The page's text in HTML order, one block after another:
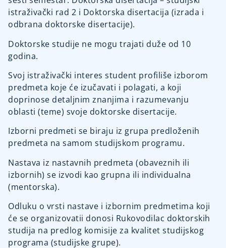
istraživački rad 2 i Doktorska disertacija (izrada i
odbrana doktorske disertacije).
Doktorske studije ne mogu trajati duže od 10
godina.
Svoj istraživački interes student profiliše izborom
predmeta koje će izučavati i polagati, a koji
doprinose detaljnim znanjima i razumevanju
oblasti (teme) svoje doktorske disertacije.
Izborni predmeti se biraju iz grupa predloženih
predmeta na samom studijskom programu.
Nastava iz nastavnih predmeta (obaveznih ili
izbornih) se izvodi kao grupna ili individualna
(mentorska).
Odluku o vrsti nastave i izbornim predmetima koji
će se organizovatii donosi Rukovodilac doktorskih
studija na predlog komisije za kvalitet studijskog
programa (studijske grupe).